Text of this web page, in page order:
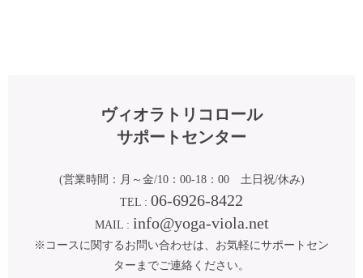
ヴィオラトリコロール
サポートセンター
(営業時間：月～金/10：00-18：00 土日祝/休み)
TEL : 06-6926-8422
MAIL : info@yoga-viola.net
※コースに関するお問い合わせは、お気軽にサポートセン
ターまでご連絡ください。